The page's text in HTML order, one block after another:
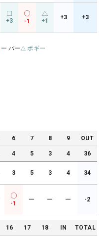
+3 -1 +1 +3 +3
ー パー ボギー
6 7 8 9 OUT
4 5 3 4 36
3 5 3 4 34
-1
ー ー ー -2
16 17 18 IN TOTAL